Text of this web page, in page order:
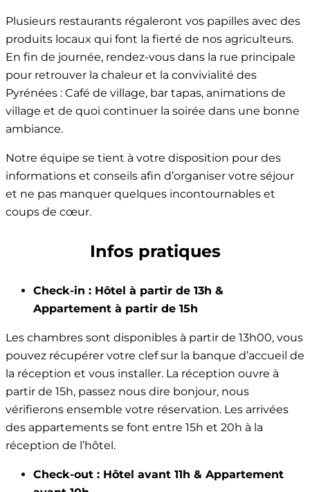
Plusieurs restaurants régaleront vos papilles avec des
produits locaux qui font la fierté de nos agriculteurs.
En fin de journée, rendez-vous dans la rue principale
pour retrouver la chaleur et la convivialité des
Pyrénées : Café de village, bar tapas, animations de
village et de quoi continuer la soirée dans une bonne
ambiance.
Notre équipe se tient à votre disposition pour des
informations et conseils afin d’organiser votre séjour
et ne pas manquer quelques incontournables et
coups de cœur.
Infos pratiques
Check-in : Hôtel à partir de 13h &
Appartement à partir de 15h
Les chambres sont disponibles à partir de 13h00, vous
pouvez récupérer votre clef sur la banque d’accueil de
la réception et vous installer. La réception ouvre à
partir de 15h, passez nous dire bonjour, nous
vérifierons ensemble votre réservation. Les arrivées
des appartements se font entre 15h et 20h à la
réception de l’hôtel.
Check-out : Hôtel avant 11h & Appartement